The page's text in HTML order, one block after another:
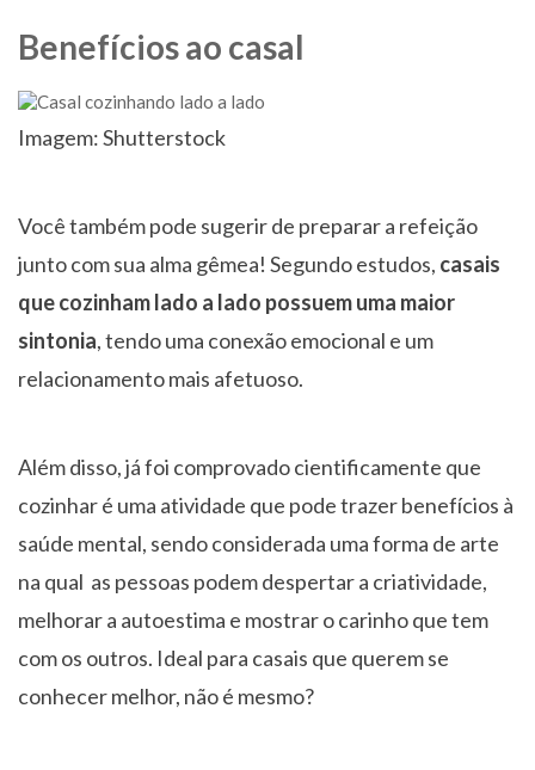
Benefícios ao casal
Imagem: Shutterstock
Você também pode sugerir de preparar a refeição
junto com sua alma gêmea! Segundo estudos, casais
que cozinham lado a lado possuem uma maior
sintonia, tendo uma conexão emocional e um
relacionamento mais afetuoso.
Além disso, já foi comprovado cientificamente que
cozinhar é uma atividade que pode trazer benefícios à
saúde mental, sendo considerada uma forma de arte
na qual as pessoas podem despertar a criatividade,
melhorar a autoestima e mostrar o carinho que tem
com os outros. Ideal para casais que querem se
conhecer melhor, não é mesmo?